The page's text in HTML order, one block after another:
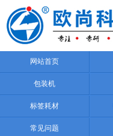
网站首页
包装机
标签耗材
常见问题